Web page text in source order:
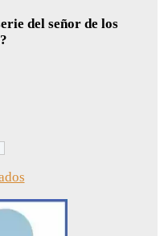
del señor de los